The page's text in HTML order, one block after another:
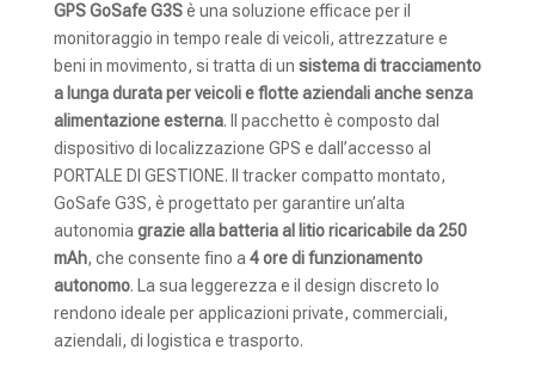
GPS GoSafe G3Sè una soluzione efficace per il
monitoraggio in tempo reale di veicoli, attrezzature e
beni in movimento, si tratta di un sistema di tracciamento
a lunga durata per veicoli e flotte aziendali anche senza
alimentazione esterna. Il pacchetto è composto dal
dispositivo di localizzazione GPS e dall’accesso al
PORTALE DI GESTIONE. Il tracker compatto montato,
GoSafe G3S, è progettato per garantire un’alta
autonomia grazie alla batteria al litio ricaricabile da 250
mAh, che consente fino a 4 ore di funzionamento
autonomo. La sua leggerezza e il design discreto lo
rendono ideale per applicazioni private, commerciali,
aziendali, di logistica e trasporto.